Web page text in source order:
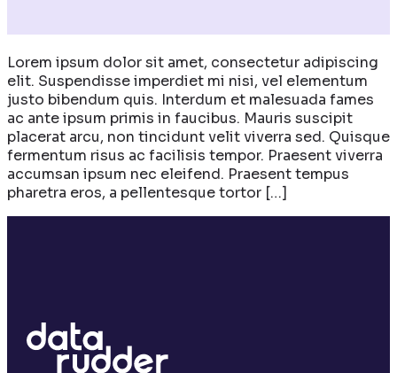
Lorem ipsum dolor sit amet, consectetur adipiscing
elit. Suspendisse imperdiet mi nisi, vel elementum
justo bibendum quis. Interdum et malesuada fames
ac ante ipsum primis in faucibus. Mauris suscipit
placerat arcu, non tincidunt velit viverra sed. Quisque
fermentum risus ac facilisis tempor. Praesent viverra
accumsan ipsum nec eleifend. Praesent tempus
pharetra eros, a pellentesque tortor […]